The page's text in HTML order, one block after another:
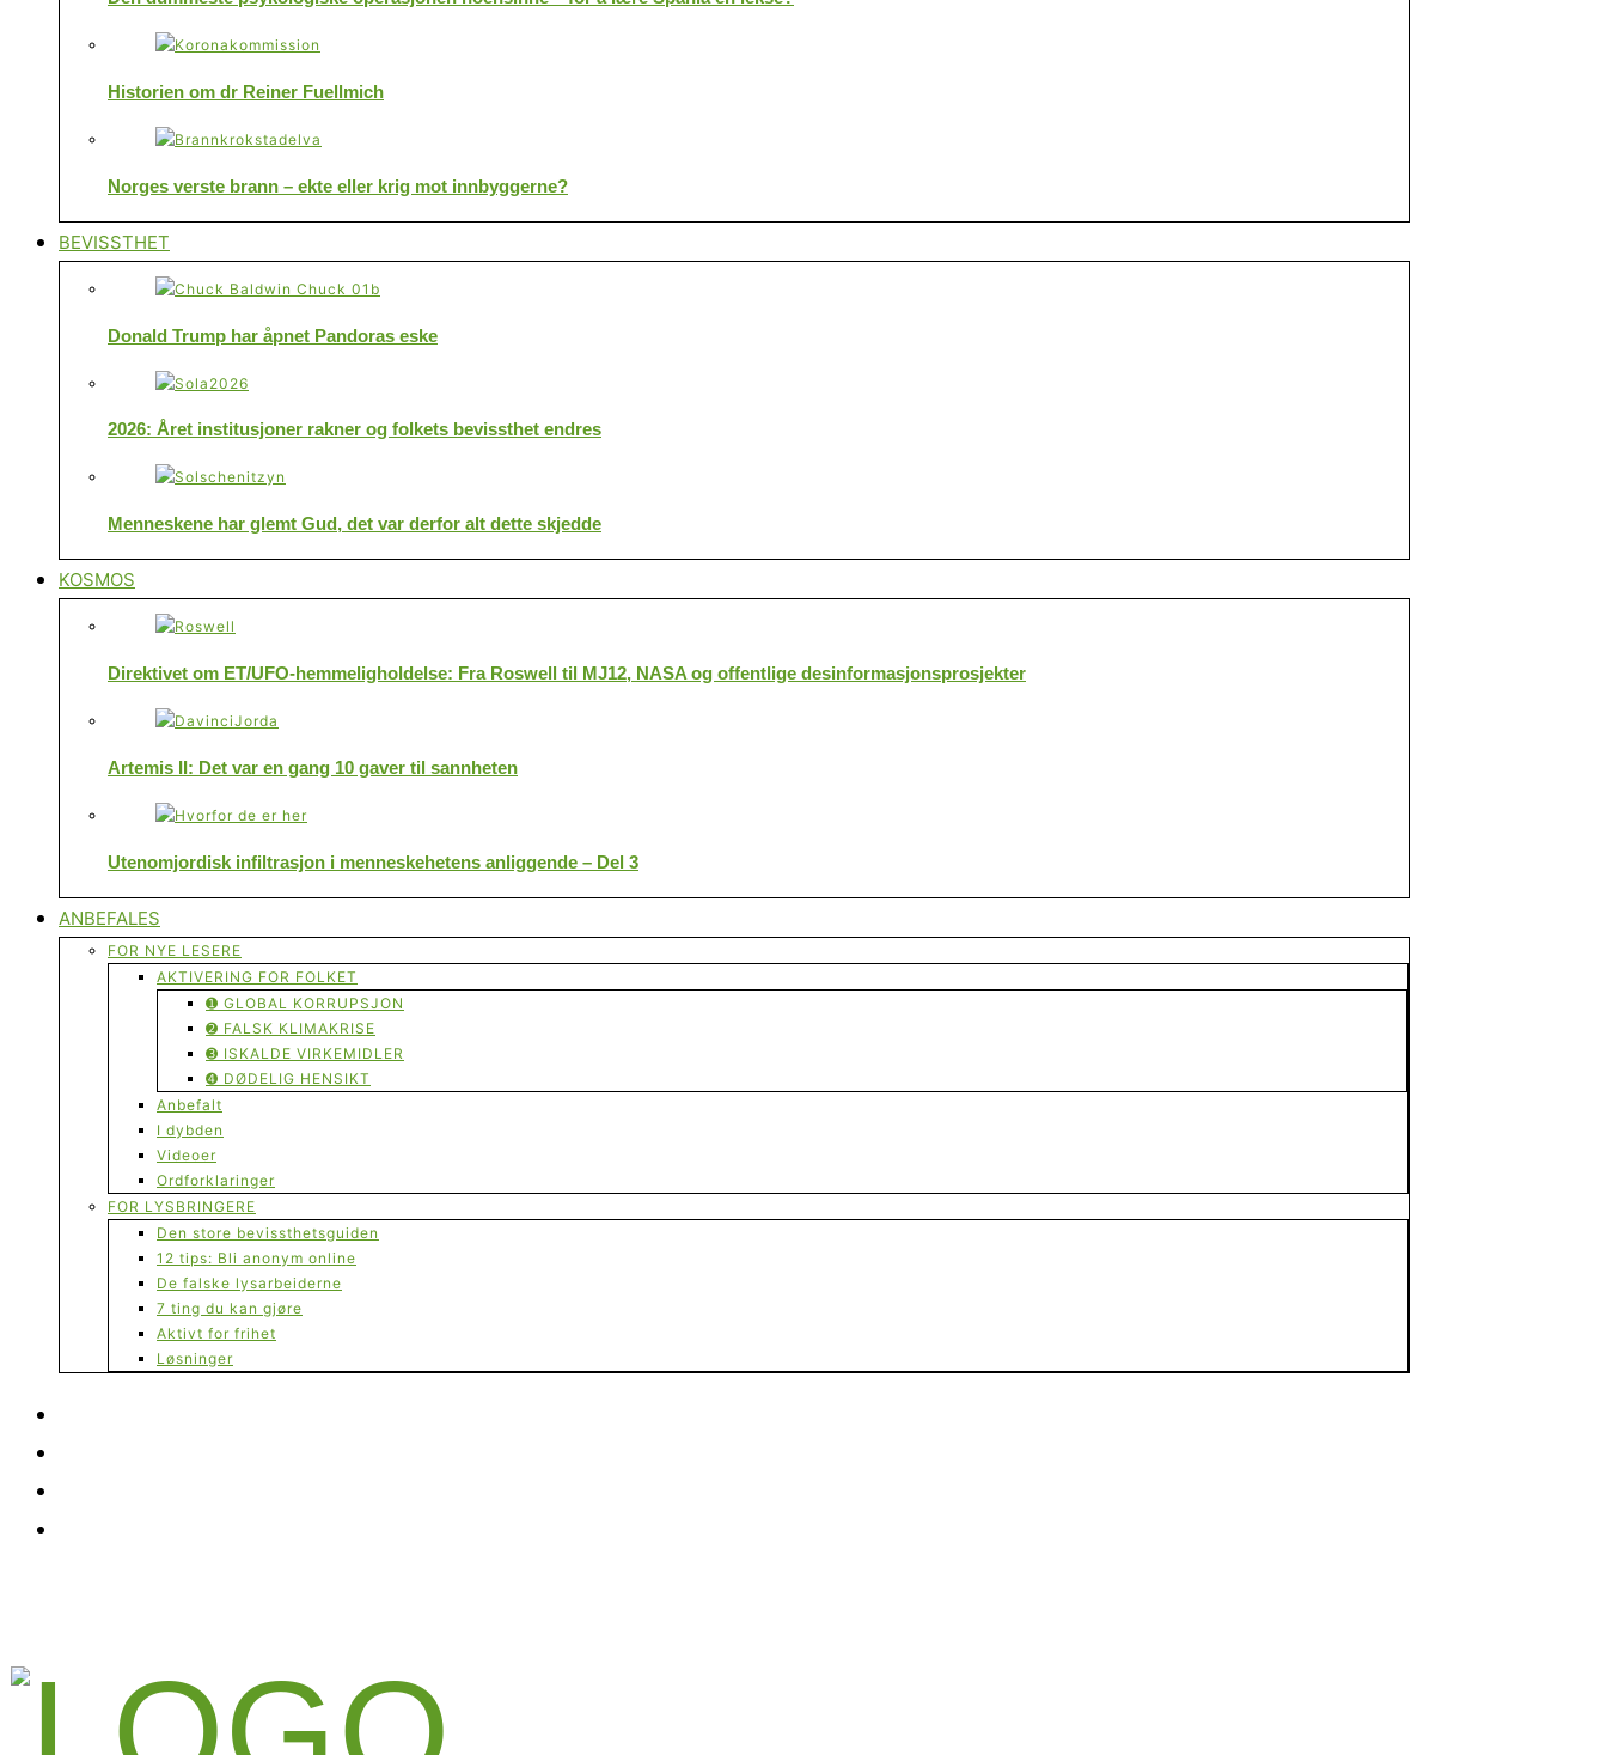
Historien om dr Reiner Fuellmich
Norges verste brann – ekte eller krig mot innbyggerne?
BEVISSTHET
Donald Trump har åpnet Pandoras eske
2026: Året institusjoner rakner og folkets bevissthet endres
Menneskene har glemt Gud, det var derfor alt dette skjedde
KOSMOS
Direktivet om ET/UFO-hemmeligholdelse: Fra Roswell til MJ12, NASA og offentlige desinformasjonsprosjekter
Artemis II: Det var en gang 10 gaver til sannheten
Utenomjordisk infiltrasjon i menneskehetens anliggende – Del 3
ANBEFALES
FOR NYE LESERE
AKTIVERING FOR FOLKET
➊ GLOBAL KORRUPSJON
➋ FALSK KLIMAKRISE
➌ ISKALDE VIRKEMIDLER
➍ DØDELIG HENSIKT
Anbefalt
I dybden
Videoer
Ordforklaringer
FOR LYSBRINGERE
Den store bevissthetsguiden
12 tips: Bli anonym online
De falske lysarbeiderne
7 ting du kan gjøre
Aktivt for frihet
Løsninger